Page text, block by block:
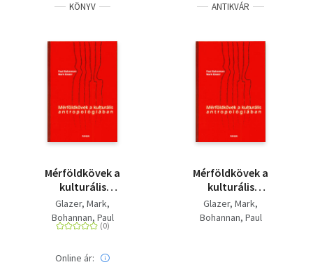
Tankönyv, segédkönyv
Társadalomtudomány
Természettudomány
Történelem
KÖNYV
Mérföldkövek a
kulturális
antropológiában
Glazer, Mark
Bohannan, Paul
Online ár:
ANTIKVÁR
Mérföldkövek a
kulturális
antropológiában
Glazer, Mark
Bohannan, Paul